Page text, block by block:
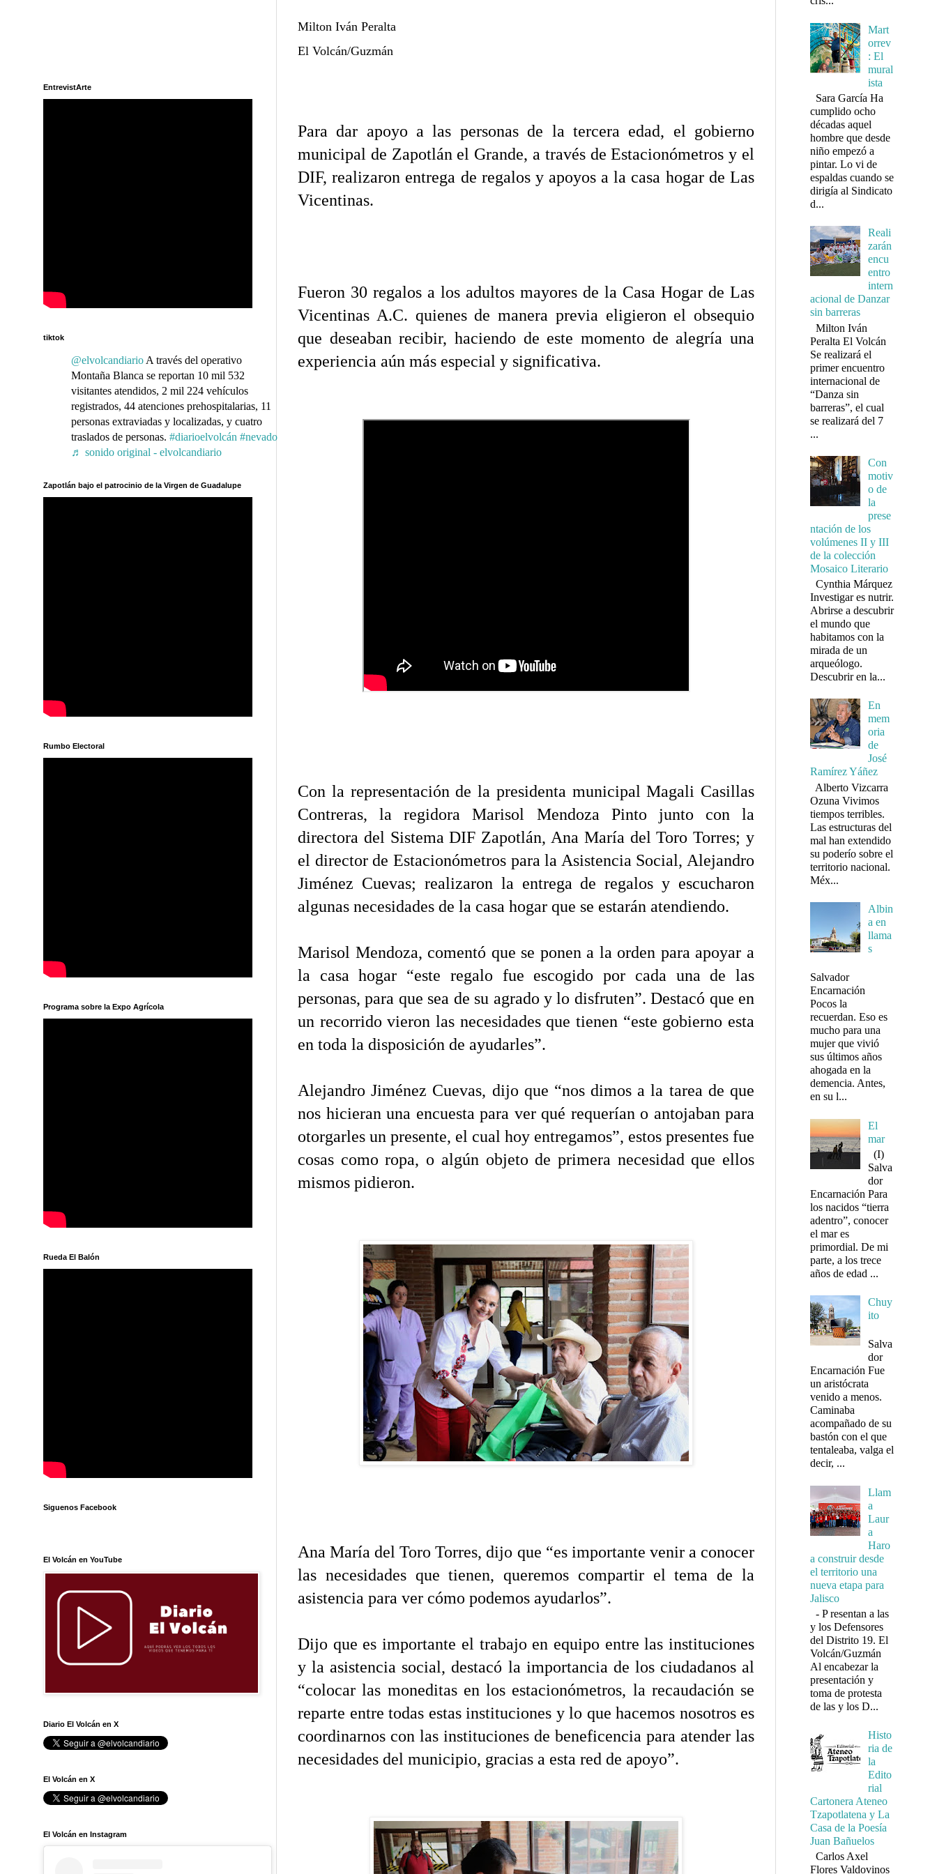
Milton Iván Peralta
El Volcán/Guzmán
Para dar apoyo a las personas de la tercera edad, el gobierno
municipal de Zapotlán el Grande, a través de Estacionómetros y el
DIF, realizaron entrega de regalos y apoyos a la casa hogar de Las
Vicentinas.
Fueron 30 regalos a los adultos mayores de la Casa Hogar de Las
Vicentinas A.C. quienes de manera previa eligieron el obsequio
que deseaban recibir, haciendo de este momento de alegría una
experiencia aún más especial y significativa.
Con la representación de la presidenta municipal Magali Casillas
Contreras, la regidora Marisol Mendoza Pinto junto con la
directora del Sistema DIF Zapotlán, Ana María del Toro Torres; y
el director de Estacionómetros para la Asistencia Social, Alejandro
Jiménez Cuevas; realizaron la entrega de regalos y escucharon
algunas necesidades de la casa hogar que se estarán atendiendo.
Marisol Mendoza, comentó que se ponen a la orden para apoyar a
la casa hogar “este regalo fue escogido por cada una de las
personas, para que sea de su agrado y lo disfruten”. Destacó que en
un recorrido vieron las necesidades que tienen “este gobierno esta
en toda la disposición de ayudarles”.
Alejandro Jiménez Cuevas, dijo que “nos dimos a la tarea de que
nos hicieran una encuesta para ver qué requerían o antojaban para
otorgarles un presente, el cual hoy entregamos”, estos presentes fue
cosas como ropa, o algún objeto de primera necesidad que ellos
mismos pidieron.
Ana María del Toro Torres, dijo que “es importante venir a conocer
las necesidades que tienen, queremos compartir el tema de la
asistencia para ver cómo podemos ayudarlos”.
Dijo que es importante el trabajo en equipo entre las instituciones
y la asistencia social, destacó la importancia de los ciudadanos al
“colocar las moneditas en los estacionómetros, la recaudación se
reparte entre todas estas instituciones y lo que hacemos nosotros es
coordinarnos con las instituciones de beneficencia para atender las
necesidades del municipio, gracias a esta red de apoyo”.
EntrevistArte
tiktok
@elvolcandiario A través del operativo
Montaña Blanca se reportan 10 mil 532
visitantes atendidos, 2 mil 224 vehículos
registrados, 44 atenciones prehospitalarias, 11
personas extraviadas y localizadas, y cuatro
traslados de personas. #diarioelvolcán #nevado
♬ sonido original - elvolcandiario
Zapotlán bajo el patrocinio de la Virgen de Guadalupe
Rumbo Electoral
Programa sobre la Expo Agrícola
Rueda El Balón
Siguenos Facebook
El Volcán en YouTube
Diario El Volcán en X
El Volcán en X
El Volcán en Instagram
Mart
orrev
: El
mural
ista
Sara García Ha
cumplido ocho
décadas aquel
hombre que desde
niño empezó a
pintar. Lo vi de
espaldas cuando se
dirigía al Sindicato
d...
Reali
zarán
encu
entro
intern
acional de Danzar
sin barreras
Milton Iván
Peralta El Volcán
Se realizará el
primer encuentro
internacional de
“Danza sin
barreras”, el cual
se realizará del 7
...
Con
motiv
o de
la
prese
ntación de los
volúmenes II y III
de la colección
Mosaico Literario
Cynthia Márquez
Investigar es nutrir.
Abrirse a descubrir
el mundo que
habitamos con la
mirada de un
arqueólogo.
Descubrir en la...
En
mem
oria
de
José
Ramírez Yáñez
Alberto Vizcarra
Ozuna Vivimos
tiempos terribles.
Las estructuras del
mal han extendido
su poderío sobre el
territorio nacional.
Méx...
Albin
a en
llama
s
Salvador
Encarnación
Pocos la
recuerdan. Eso es
mucho para una
mujer que vivió
sus últimos años
ahogada en la
demencia. Antes,
en su l...
El
mar
(I)
Salva
dor
Encarnación Para
los nacidos “tierra
adentro”, conocer
el mar es
primordial. De mi
parte, a los trece
años de edad ...
Chuy
ito
Salva
dor
Encarnación Fue
un aristócrata
venido a menos.
Caminaba
acompañado de su
bastón con el que
tentaleaba, valga el
decir, ...
Llam
a
Laur
a
Haro
a construir desde
el territorio una
nueva etapa para
Jalisco
- P resentan a las
y los Defensores
del Distrito 19. El
Volcán/Guzmán
Al encabezar la
presentación y
toma de protesta
de las y los D...
Histo
ria de
la
Edito
rial
Cartonera Ateneo
Tzapotlatena y La
Casa de la Poesía
Juan Bañuelos
Carlos Axel
Flores Valdovinos